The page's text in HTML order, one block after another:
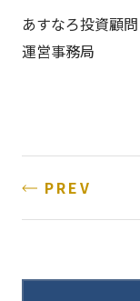
あすなろ投資顧問
運営事務局
PREV